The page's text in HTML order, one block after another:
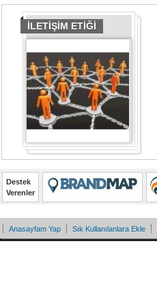
İLETİŞİM ETİĞİ
Destek
Verenler
Anasayfam Yap Sık Kullanılanlara Ekle